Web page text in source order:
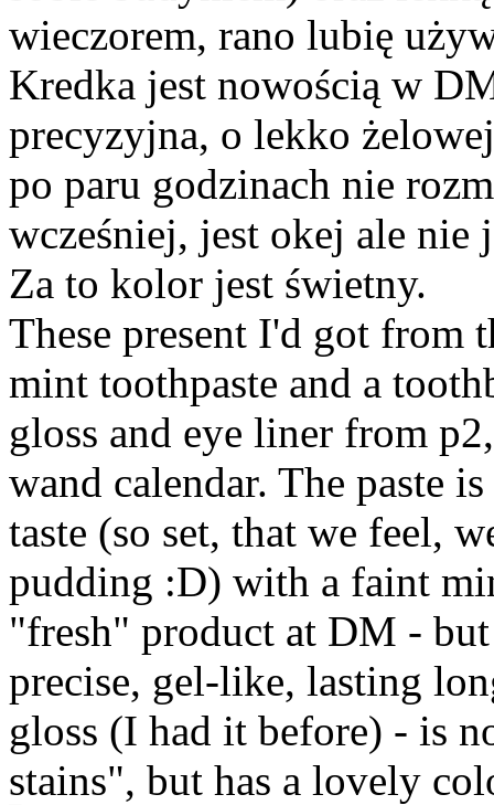
wieczorem, rano lubię
Kredka jest nowością w
precyzyjna, o lekko
po paru godzinach nie
wcześniej, jest okej ale
Za to kolor jest świetny.
These present I'd got
mint toothpaste and a
gloss and eye liner from
wand calendar. The paste
taste (so set, that we feel,
pudding :D) with a faint
"fresh" product at DM -
precise, gel-like, lasting
gloss (I had it before) - is
stains", but has a lovely